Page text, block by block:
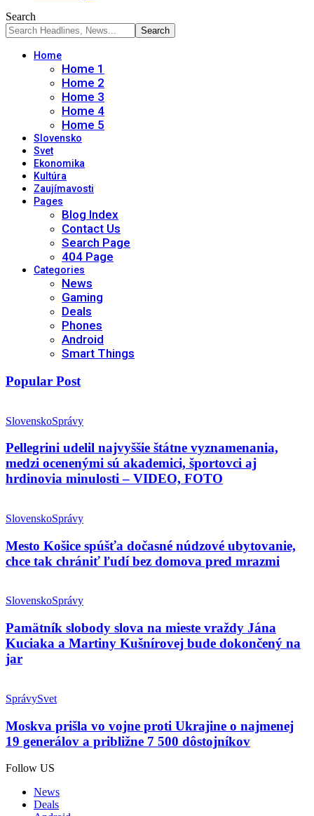
Search
Home
Home 1
Home 2
Home 3
Home 4
Home 5
Slovensko
Svet
Ekonomika
Kultúra
Zaujímavosti
Pages
Blog Index
Contact Us
Search Page
404 Page
Categories
News
Gaming
Deals
Phones
Android
Smart Things
Popular Post
SlovenskoSprávy
Pellegrini udelil najvyššie štátne vyznamenania,
medzi ocenenými sú akademici, športovci aj
hrdinovia minulosti – VIDEO, FOTO
SlovenskoSprávy
Mesto Košice spúšťa dočasné núdzové ubytovanie,
chce tak chrániť ľudí bez domova pred mrazmi
SlovenskoSprávy
Pamätník slobody slova na mieste vraždy Jána
Kuciaka a Martiny Kušnírovej bude dokončený na
jar
SprávySvet
Moskva prišla vo vojne proti Ukrajine o najmenej
19 generálov a približne 7 500 dôstojníkov
Follow US
News
Deals